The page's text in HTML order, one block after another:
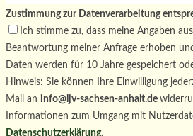
Zustimmung zur Datenverarbeitung
Ich stimme zu, dass meine Angaben
Beantwortung meiner Anfrage erhoben
Daten werden für 10 Jahre gespeichert
Hinweis: Sie können Ihre Einwilligung
Mail an info@ljv-sachsen-anhalt.de
Informationen zum Umgang mit
Datenschutzerklärung.